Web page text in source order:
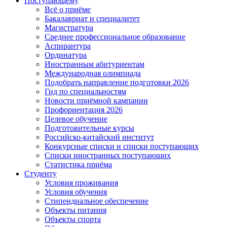
Всё о приёме
Бакалавриат и специалитет
Магистратура
Среднее профессиональное образование
Аспирантура
Ординатура
Иностранным абитуриентам
Международная олимпиада
Подобрать направление подготовки 2026
Гид по специальностям
Новости приёмной кампании
Профориентация 2026
Целевое обучение
Подготовительные курсы
Российско-китайский институт
Конкурсные списки и списки поступающих
Списки иностранных поступающих
Статистика приёма
Студенту
Условия проживания
Условия обучения
Стипендиальное обеспечение
Объекты питания
Объекты спорта